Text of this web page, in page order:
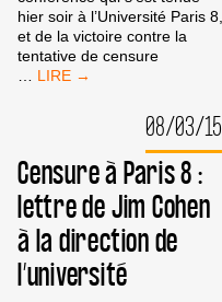
hier soir à l’Université Paris 8,
et de la victoire contre la
tentative de censure
TENTATIVE
L’UNIVERSITÉ
PARIS
8
PRÈS
DE
200
08/03/15
Censure à Paris 8 :
lettre de Jim Cohen
à la direction de
l’université